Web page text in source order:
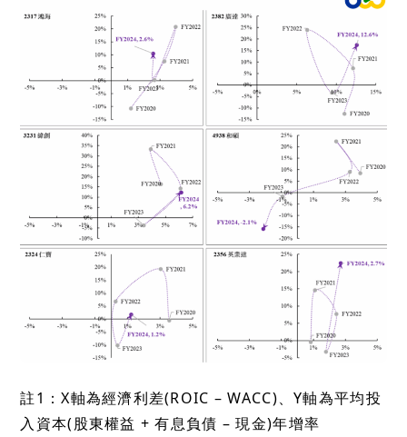
註1：X軸為經濟利差(ROIC – WACC)、Y軸為平均投
入資本(股東權益 + 有息負債 – 現金)年增率